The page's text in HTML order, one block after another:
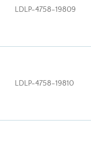
LDLP-4758-19809
LDLP-4758-19810